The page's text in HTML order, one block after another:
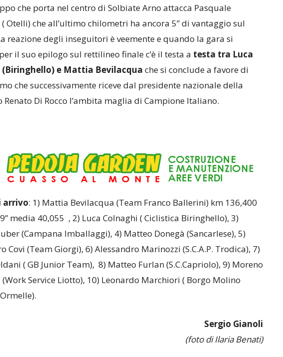
che porta nel centro di Solbiate Arno attacca Pasquale
Otelli) che all’ultimo chilometri ha ancora 5” di vantaggio sul
reazione degli inseguitori è veemente e quando la gara si
il suo epilogo sul rettilineo finale c’è il testa a testa tra Luca
(Biringhello) e Mattia Bevilacqua che si conclude a favore di
che successivamente riceve dal presidente nazionale della
Renato Di Rocco l’ambita maglia di Campione Italiano.
arrivo: 1) Mattia Bevilacqua (Team Franco Ballerini) km 136,400
media 40,055 , 2) Luca Colnaghi ( Ciclistica Biringhello), 3)
(Campana Imballaggi), 4) Matteo Donegà (Sancarlese), 5)
Covi (Team Giorgi), 6) Alessandro Marinozzi (S.C.A.P. Trodica), 7)
( GB Junior Team), 8) Matteo Furlan (S.C.Capriolo), 9) Moreno
Service Liotto), 10) Leonardo Marchiori ( Borgo Molino
Sergio Gianoli
(foto di Ilaria Benati)